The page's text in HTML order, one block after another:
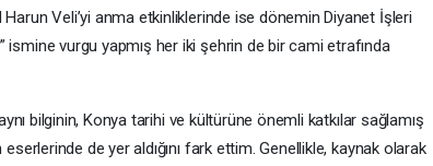
Veli’yi anma etkinliklerinde ise dönemin Diyanet İşleri
ismine vurgu yapmış her iki şehrin de bir cami etrafında
bilginin, Konya tarihi ve kültürüne önemli katkılar sağlamış
de yer aldığını fark ettim. Genellikle, kaynak olarak